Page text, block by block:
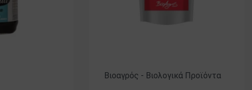
Βιοαγρός - Βιολογικά Προϊόντα